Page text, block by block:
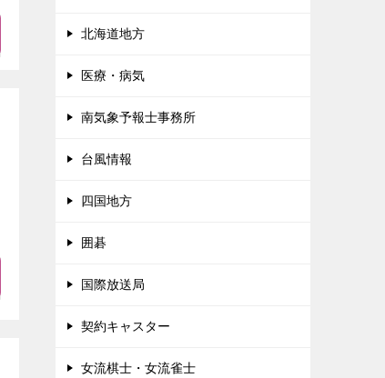
北海道地方
医療・病気
南気象予報士事務所
台風情報
四国地方
囲碁
国際放送局
契約キャスター
女流棋士・女流雀士